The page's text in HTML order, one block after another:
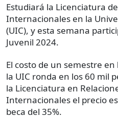
Estudiará la Licenciatura
Internacionales en la
(UIC), y esta semana
Juvenil 2024.
El costo de un semestre
la UIC ronda en los 60 mil
la Licenciatura en
Internacionales el precio
beca del 35%.